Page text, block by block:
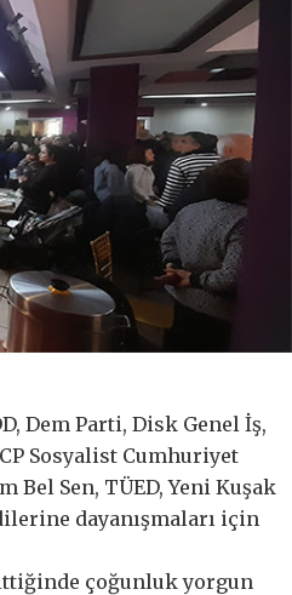
Dem Parti, Disk Genel İş,
Sosyalist Cumhuriyet
Sen, TÜED, Yeni Kuşak
dayanışmaları için
çoğunluk yorgun